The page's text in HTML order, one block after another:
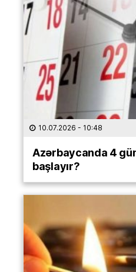
10.07.2026 - 10:48
Azərbaycanda 4
başlayır?